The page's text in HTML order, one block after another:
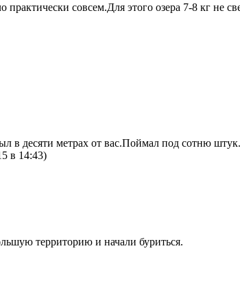
совсем.Для этого озера 7-8 кг не
десяти метрах от вас.Поймал под сотню
в 14:43)
территорию и начали буриться.